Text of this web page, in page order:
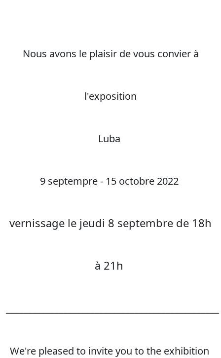
Nous avons le plaisir de vous convier à
l'exposition
Luba
9 septempre - 15 octobre 2022
vernissage le jeudi 8 septembre de 18h
à 21h
We're pleased to invite you to the exhibition